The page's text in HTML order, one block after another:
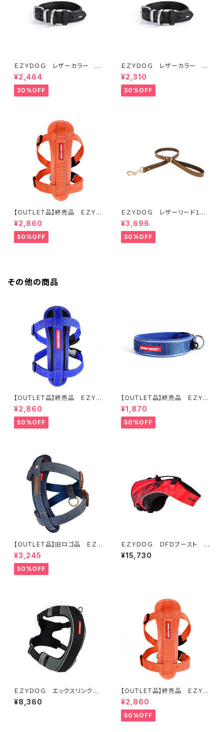
ＥＺＹＤＯＧ レザーカラー S
(全2色)
¥2,464
30%OFF
ＥＺＹＤＯＧ レザーカラー X
XS (全2色)
¥2,310
30%OFF
【OUTLET品】終売品 ＥＺＹＤ
¥2,860
50%OFF
ＥＺＹＤＯＧ レザーリード１０６
ｃｍ（全2色）
¥3,696
30%OFF
その他の商品
【OUTLET品】終売品 ＥＺＹＤ
ＯＧ ハーネス XL ブルー
¥2,860
50%OFF
【OUTLET品】終売品 ＥＺＹＤ
ＯＧ ネオカラー XL ブルー
¥1,870
50%OFF
【OUTLET品】旧ロゴ品 ＥＺＹ
ＤＯＧ ハーネスＬ デニム
¥3,245
50%OFF
ＥＺＹＤＯＧ ＤＦＤブースト X
L (2色)
¥15,730
ＥＺＹＤＯＧ エックスリンクハ
ーネス S (全2色)
¥8,360
【OUTLET品】終売品 ＥＺＹＤ
¥2,860
50%OFF